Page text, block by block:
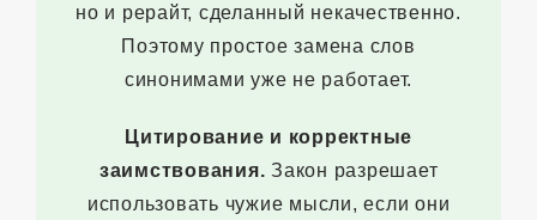
но и рерайт, сделанный некачественно.
Поэтому простое замена слов
синонимами уже не работает.
Цитирование и корректные
заимствования. Закон разрешает
использовать чужие мысли, если они